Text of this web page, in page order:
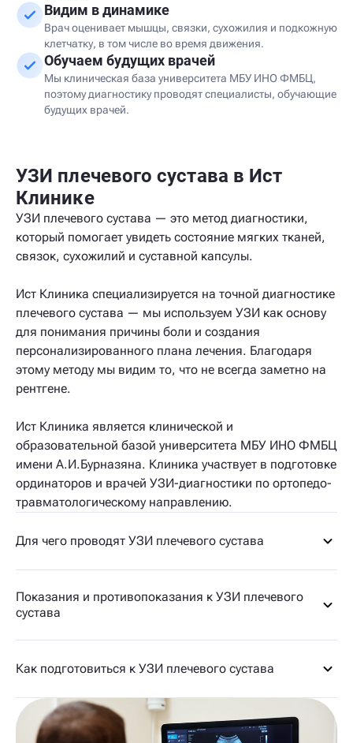
Видим в динамике
Врач оценивает мышцы, связки, сухожилия и подкожную
клетчатку, в том числе во время движения.
Обучаем будущих врачей
Мы клиническая база университета МБУ ИНО ФМБЦ,
поэтому диагностику проводят специалисты, обучающие
будущих врачей.
УЗИ плечевого сустава в Ист
Клинике
УЗИ плечевого сустава — это метод диагностики,
который помогает увидеть состояние мягких тканей,
связок, сухожилий и суставной капсулы.
Ист Клиника специализируется на точной диагностике
плечевого сустава — мы используем УЗИ как основу
для понимания причины боли и создания
персонализированного плана лечения. Благодаря
этому методу мы видим то, что не всегда заметно на
рентгене.
Ист Клиника является клинической и
образовательной базой университета МБУ ИНО ФМБЦ
имени А.И.Бурназяна. Клиника участвует в подготовке
ординаторов и врачей УЗИ-диагностики по ортопедо-
травматологическому направлению.
Для чего проводят УЗИ плечевого сустава
Показания и противопоказания к УЗИ плечевого
сустава
Как подготовиться к УЗИ плечевого сустава